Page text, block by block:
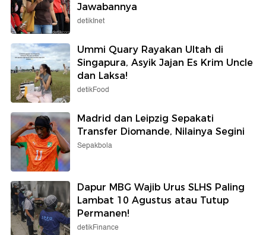
Jawabannya
detikInet
Ummi Quary Rayakan Ultah di
Singapura, Asyik Jajan Es Krim Uncle
dan Laksa!
detikFood
Madrid dan Leipzig Sepakati
Transfer Diomande, Nilainya Segini
Sepakbola
Dapur MBG Wajib Urus SLHS Paling
Lambat 10 Agustus atau Tutup
Permanen!
detikFinance